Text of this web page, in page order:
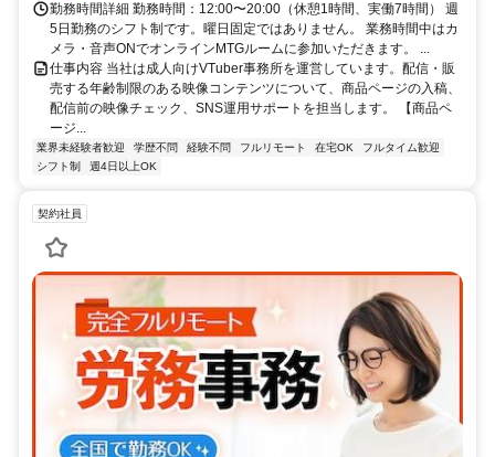
勤務時間詳細 勤務時間：12:00〜20:00（休憩1時間、実働7時間） 週
5日勤務のシフト制です。曜日固定ではありません。 業務時間中はカ
メラ・音声ONでオンラインMTGルームに参加いただきます。 ...
仕事内容 当社は成人向けVTuber事務所を運営しています。配信・販
売する年齢制限のある映像コンテンツについて、商品ページの入稿、
配信前の映像チェック、SNS運用サポートを担当します。 【商品ペ
ージ...
業界未経験者歓迎 学歴不問 経験不問 フルリモート 在宅OK
フルタイム歓迎
シフト制
週4日以上OK
契約社員